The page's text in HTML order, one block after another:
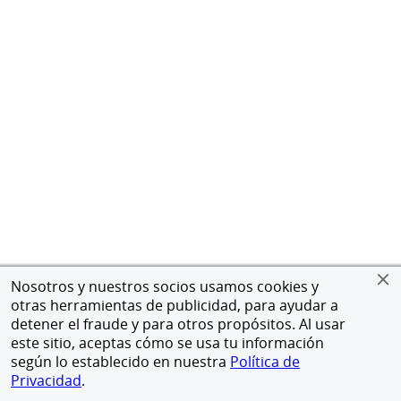
Nosotros y nuestros socios usamos cookies y
otras herramientas de publicidad, para ayudar a
detener el fraude y para otros propósitos. Al usar
este sitio, aceptas cómo se usa tu información
según lo establecido en nuestra Política de
Privacidad.